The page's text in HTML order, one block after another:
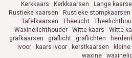
Kerkkaars
Kerkkaarsen Lange
Rustieke kaarsen
Rustieke stompkaarsen
Tafelkaarsen
Theelicht
Waxinelichthouder
Witte kaars Witte
grafkaarsen
graflicht graflichten
ivoor
kaars ivoor kerstkaarsen
waxine